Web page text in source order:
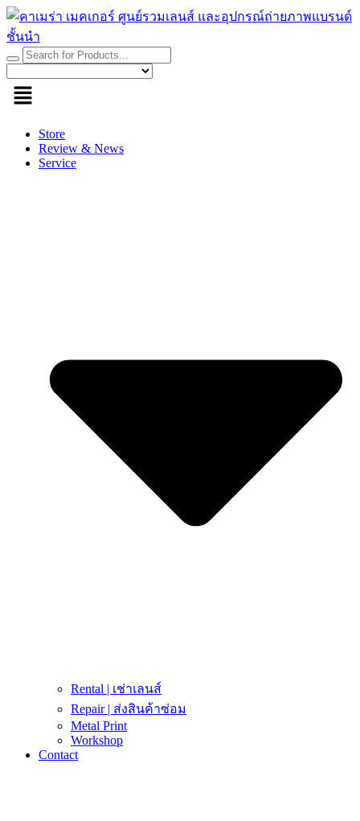
Skip
to
content
Store
Review & News
Service
Rental | เช่าเลนส์
Repair | ส่งสินค้าซ่อม
Metal Print
Workshop
Contact